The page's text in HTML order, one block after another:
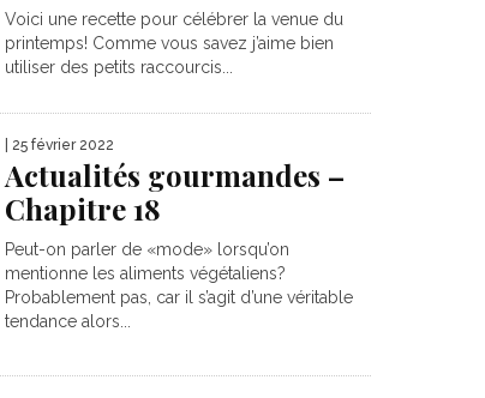
Voici une recette pour célébrer la venue du
printemps! Comme vous savez j’aime bien
utiliser des petits raccourcis...
| 25 février 2022
Actualités gourmandes –
Chapitre 18
Peut-on parler de «mode» lorsqu’on
mentionne les aliments végétaliens?
Probablement pas, car il s’agit d’une véritable
tendance alors...